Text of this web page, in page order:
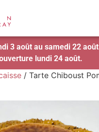
3 août au samedi 22 août
lundi 24 août.
/ Tarte Chiboust